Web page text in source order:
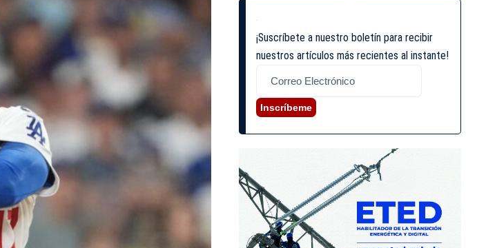
¡Suscríbete a nuestro boletín para recibir
nuestros artículos más recientes al instante!
Inscríbeme